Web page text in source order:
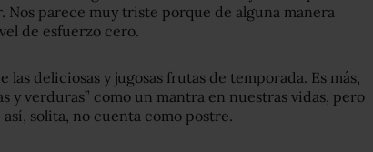
Nos parece muy triste porque de alguna manera
de esfuerzo cero.
las deliciosas y jugosas frutas de temporada. Es más,
y verduras” como un mantra en nuestras vidas, pero
solita, no cuenta como postre.